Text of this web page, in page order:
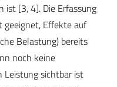
ist [3, 4]. Die Erfassung
geeignet, Effekte auf
Belastung) bereits
noch keine
Leistung sichtbar ist